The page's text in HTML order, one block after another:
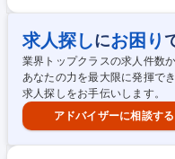
注、車両管理全般 など ■庶務
※在宅勤務も週1日程度ございます
【東京】総務 ◆プライム上場
求人探しにお困り
業界トップクラスの求人件数
あなたの力を最大限に発揮で
求人探しをお手伝いします。
アドバイザーに相談する